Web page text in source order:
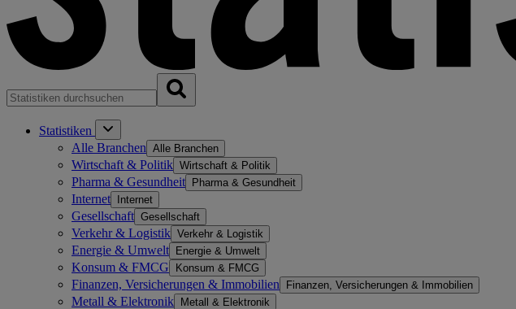
Statistiken
Alle Branchen Alle Branchen
Wirtschaft & Politik Wirtschaft & Politik
Pharma & Gesundheit Pharma & Gesundheit
Internet Internet
Gesellschaft Gesellschaft
Verkehr & Logistik Verkehr & Logistik
Energie & Umwelt Energie & Umwelt
Konsum & FMCG Konsum & FMCG
Finanzen, Versicherungen & Immobilien Finanzen, Versicherungen & Immobilien
Metall & Elektronik Metall & Elektronik